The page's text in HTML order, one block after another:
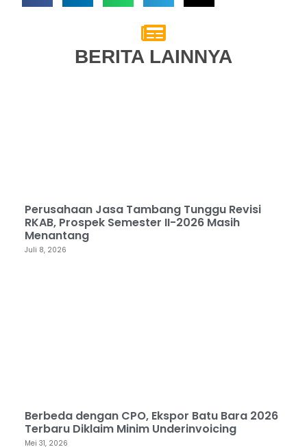
BERITA LAINNYA
Perusahaan Jasa Tambang Tunggu Revisi
RKAB, Prospek Semester II-2026 Masih
Menantang
Juli 8, 2026
Berbeda dengan CPO, Ekspor Batu Bara 2026
Terbaru Diklaim Minim Underinvoicing
Mei 31, 2026